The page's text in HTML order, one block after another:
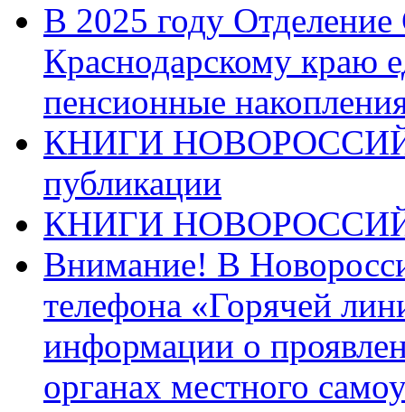
В 2025 году
Краснодарскому краю
пенсионные
КНИГИ
публикации
КНИГИ
Внимание! В
телефона «Горячей
информации о
органах местного